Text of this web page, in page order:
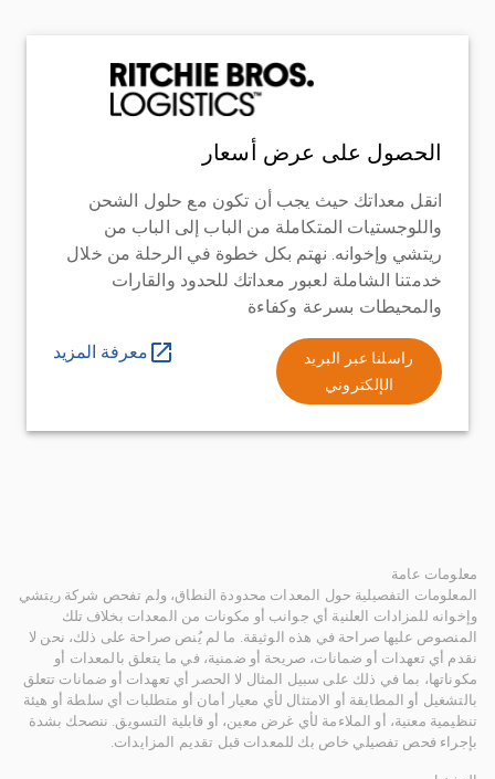
الحصول على عرض أسعار
انقل معداتك حيث يجب أن تكون مع حلول الشحن
واللوجستيات المتكاملة من الباب إلى الباب من
ريتشي وإخوانه. نهتم بكل خطوة في الرحلة من خلال
خدمتنا الشاملة لعبور معداتك للحدود والقارات
والمحيطات بسرعة وكفاءة
راسلنا عبر البريد
الإلكتروني
معرفة المزيد
معلومات عامة
المعلومات التفصيلية حول المعدات محدودة النطاق، ولم تفحص شركة ريتشي
وإخوانه للمزادات العلنية أي جوانب أو مكونات من المعدات بخلاف تلك
المنصوص عليها صراحة في هذه الوثيقة. ما لم يُنص صراحة على ذلك، نحن لا
نقدم أي تعهدات أو ضمانات، صريحة أو ضمنية، في ما يتعلق بالمعدات أو
مكوناتها، بما في ذلك على سبيل المثال لا الحصر أي تعهدات أو ضمانات تتعلق
بالتشغيل أو المطابقة أو الامتثال لأي معيار أمان أو متطلبات أي سلطة أو هيئة
تنظيمية معنية، أو الملاءمة لأي غرض معين، أو قابلية التسويق. ننصحك بشدة
بإجراء فحص تفصيلي خاص بك للمعدات قبل تقديم المزايدات.